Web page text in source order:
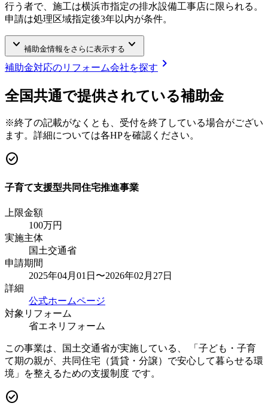
行う者で、施工は横浜市指定の排水設備工事店に限られる。
申請は処理区域指定後3年以内が条件。
keyboard_arrow_down 補助金情報をさらに表示する keyboard_arrow_down
補助金対応のリフォーム会社を探す chevron_right
全国共通で提供されている補助金
※終了の記載がなくとも、受付を終了している場合がござい
ます。詳細については各HPを確認ください。
check_circle
子育て支援型共同住宅推進事業
上限金額
100万円
実施主体
国土交通省
申請期間
2025年04月01日〜2026年02月27日
詳細
公式ホームページ
対象リフォーム
省エネリフォーム
この事業は、国土交通省が実施している、 「子ども・子育
て期の親が、共同住宅（賃貸・分譲）で安心して暮らせる環
境」を整えるための支援制度 です。
check_circle